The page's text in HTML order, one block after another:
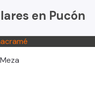
en Pucón